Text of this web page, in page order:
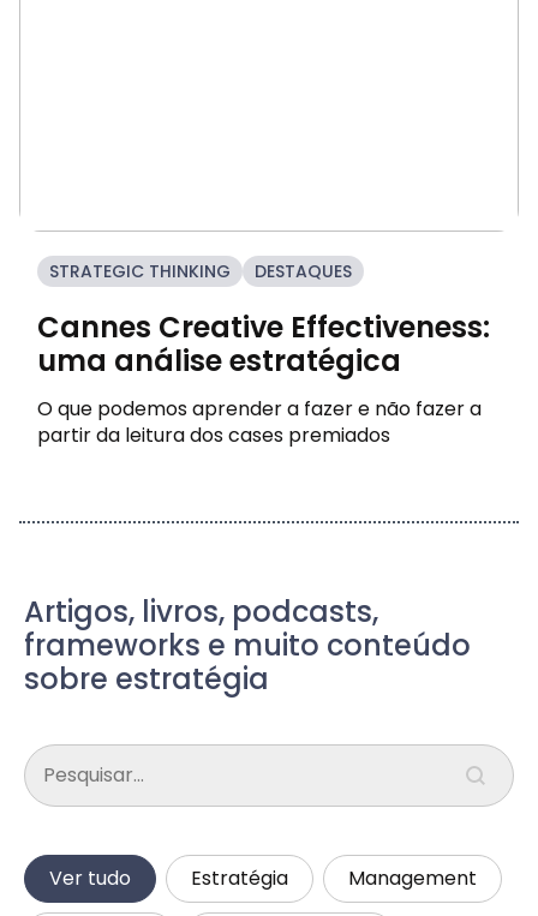
STRATEGIC THINKING DESTAQUES
Cannes Creative Effectiveness:
uma análise estratégica
O que podemos aprender a fazer e não fazer a
partir da leitura dos cases premiados
Artigos, livros, podcasts,
frameworks e muito conteúdo
sobre estratégia
Busca
Search content
Categorias
Ver tudo Estratégia Management